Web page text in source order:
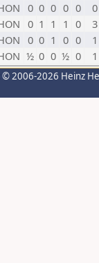
0 0 0 0 0
0
0 1 1 1 0
3
0 0 1 0 0
1
½ 0 0 ½ 0 1
© 2006-2026 Heinz